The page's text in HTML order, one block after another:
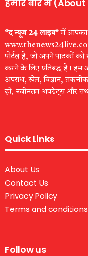
हमारे बारे में (About
“द न्यूज 24 लाइव”में आपका
www.thenews24live.com
पोर्टल है, जो अपने पाठकों को
करने के लिए प्रतिबद्ध है। हम
अपराध, खेल, विज्ञान,
हों, नवीनतम अपडेट्स और
Quick Links
About Us
Contact Us
Privacy Policy
Terms and conditions
Follow us